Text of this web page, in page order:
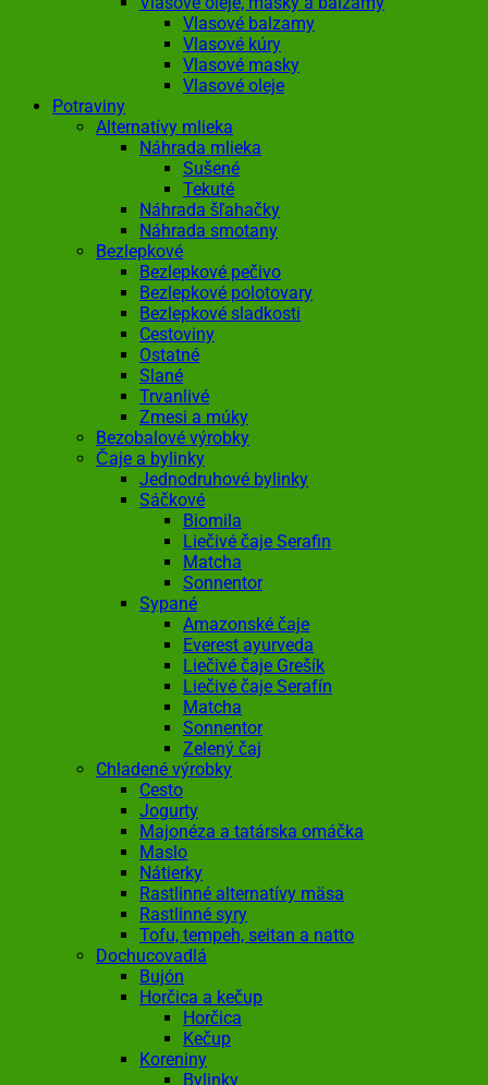
Vlasové balzamy
Vlasové kúry
Vlasové masky
Vlasové oleje
Potraviny
Alternatívy mlieka
Náhrada mlieka
Sušené
Tekuté
Náhrada šľahačky
Náhrada smotany
Bezlepkové
Bezlepkové pečivo
Bezlepkové polotovary
Bezlepkové sladkosti
Cestoviny
Ostatné
Slané
Trvanlivé
Zmesi a múky
Bezobalové výrobky
Čaje a bylinky
Jednodruhové bylinky
Sáčkové
Biomila
Liečivé čaje Serafin
Matcha
Sonnentor
Sypané
Amazonské čaje
Everest ayurveda
Liečivé čaje Grešík
Liečivé čaje Serafín
Matcha
Sonnentor
Zelený čaj
Chladené výrobky
Cesto
Jogurty
Majonéza a tatárska omáčka
Maslo
Nátierky
Rastlinné alternatívy mäsa
Rastlinné syry
Tofu, tempeh, seitan a natto
Dochucovadlá
Bujón
Horčica a kečup
Horčica
Kečup
Koreniny
Bylinky